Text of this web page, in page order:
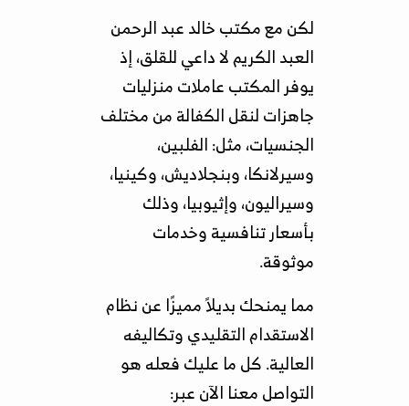
لكن مع مكتب خالد عبد الرحمن
العبد الكريم لا داعي للقلق، إذ
يوفر المكتب عاملات منزليات
جاهزات لنقل الكفالة من مختلف
الجنسيات، مثل: الفلبين،
وسيرلانكا، وبنجلاديش، وكينيا،
وسيراليون، وإثيوبيا، وذلك
بأسعار تنافسية وخدمات
موثوقة.
مما يمنحك بديلاً مميزًا عن نظام
الاستقدام التقليدي وتكاليفه
العالية. كل ما عليك فعله هو
التواصل معنا الآن عبر: